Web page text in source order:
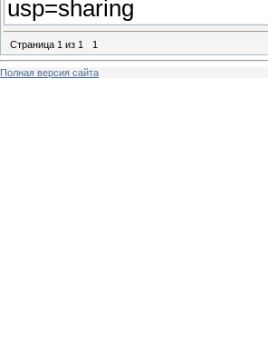
usp=sharing
Страница 1 из 1 1
Полная версия сайта